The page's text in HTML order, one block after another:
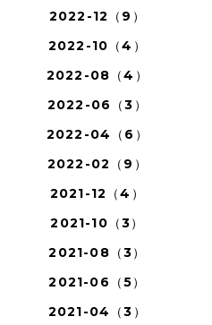
2022-12（9）
2022-10（4）
2022-08（4）
2022-06（3）
2022-04（6）
2022-02（9）
2021-12（4）
2021-10（3）
2021-08（3）
2021-06（5）
2021-04（3）